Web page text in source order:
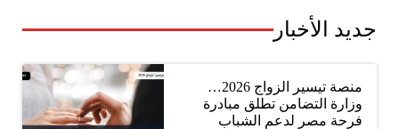
جديد الأخبار
منصة تيسير الزواج 2026…
وزارة التضامن تطلق مبادرة
فرحة مصر لدعم الشباب